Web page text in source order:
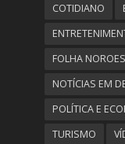
COTIDIANO
FOLHA
NOTÍCIAS EM
POLÍTICA E
TURISMO